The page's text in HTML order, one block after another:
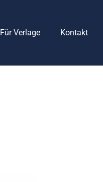
Für Verlage Kontakt